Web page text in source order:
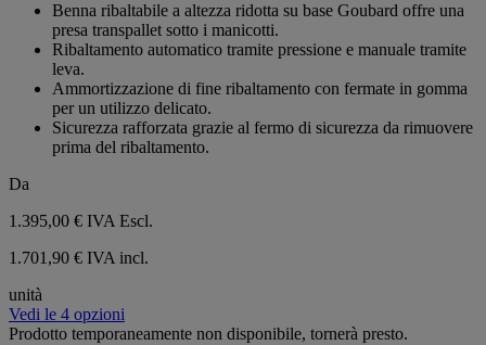
Benna ribaltabile a altezza ridotta su base Goubard offre una
presa transpallet sotto i manicotti.
Ribaltamento automatico tramite pressione e manuale tramite
leva.
Ammortizzazione di fine ribaltamento con fermate in gomma
per un utilizzo delicato.
Sicurezza rafforzata grazie al fermo di sicurezza da rimuovere
prima del ribaltamento.
Da
1.395,00 € IVA Escl.
1.701,90 € IVA incl.
unità
Vedi le 4 opzioni
Prodotto temporaneamente non disponibile, tornerà presto.